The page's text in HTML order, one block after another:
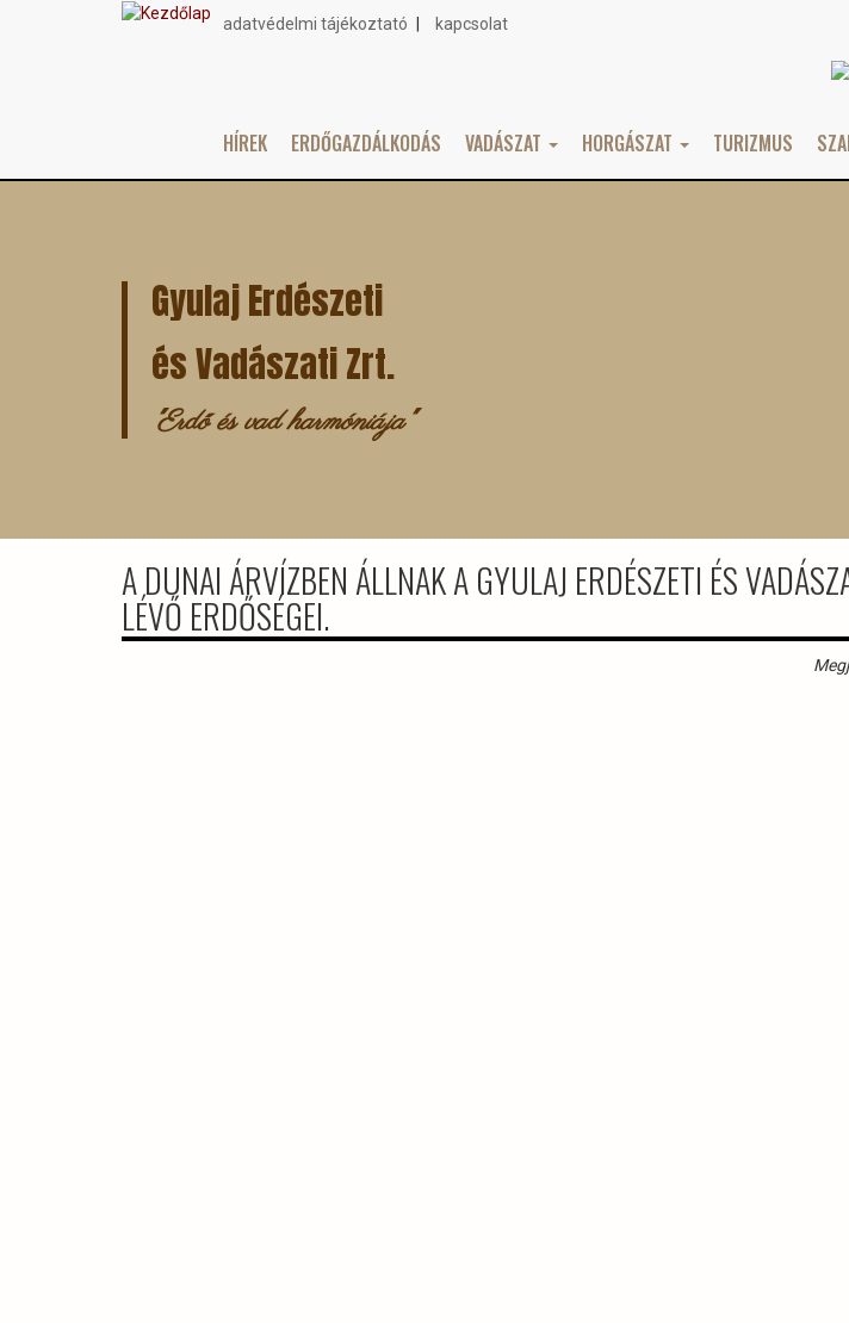
Topmenu
adatvédelmi tájékoztató kapcsolat
Main
HÍREK ERDŐGAZDÁLKODÁS VADÁSZAT HORGÁSZAT TURIZMUS
Gyulaj Erdészeti
és Vadászati Zrt.
"Erdő és vad harmóniája"
A DUNAI ÁRVÍZBEN ÁLLNAK A GYULAJ ERDÉSZETI ÉS
LÉVŐ ERDŐSÉGEI.